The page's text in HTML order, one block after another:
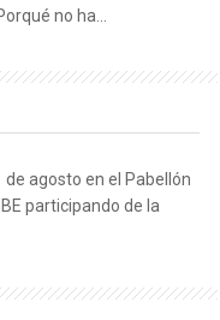
no ha...
agosto en el Pabellón
participando de la